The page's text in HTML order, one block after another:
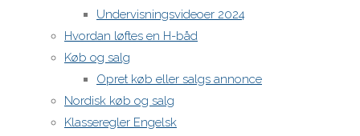
Undervisningsvideoer 2024
Hvordan løftes en H-båd
Køb og salg
Opret køb eller salgs annonce
Nordisk køb og salg
Klasseregler Engelsk
dobbelte
danske
mester i
H-båd,
Claus Høj
Jensen,